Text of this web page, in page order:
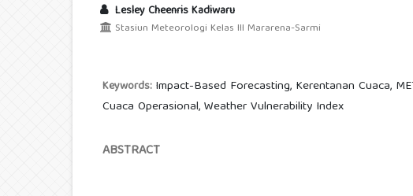
Lesley Cheenris Kadiwaru
Stasiun Meteorologi Kelas III Mararena-Sarmi
Keywords: Impact-Based Forecasting, Kerentanan Cuaca,
Cuaca Operasional, Weather Vulnerability Index
ABSTRACT